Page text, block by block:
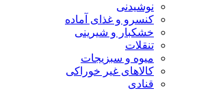
نوشیدنی
کنسرو و غذای آماده
خشکبار و شیرینی
تنقلات
میوه و سبزیجات
کالاهای غیر خوراکی
قنادی